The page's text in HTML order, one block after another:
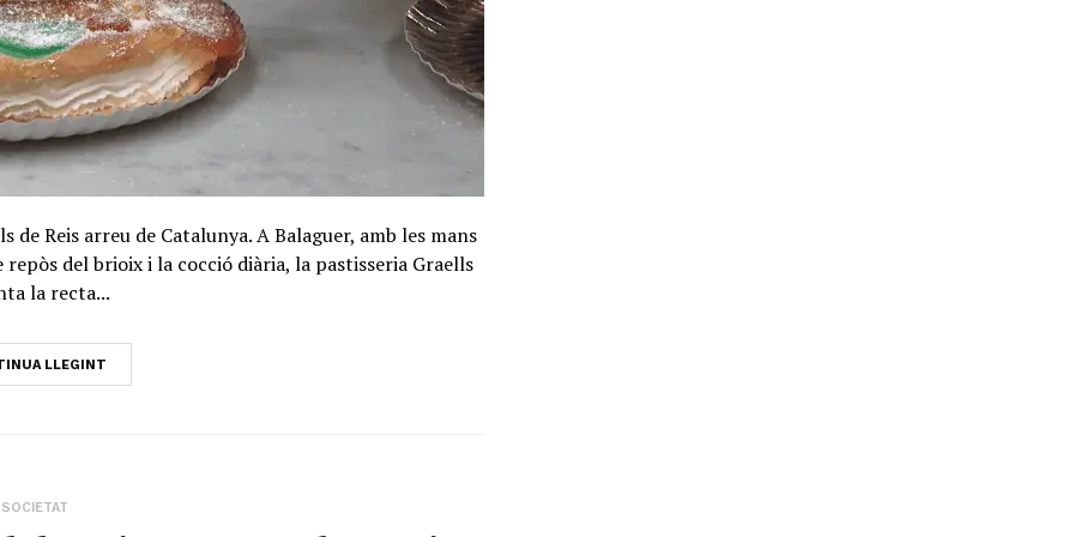
Reis arreu de Catalunya. A Balaguer, amb les mans
del brioix i la cocció diària, la pastisseria Graells
la recta...
LLEGINT
SOCIETAT